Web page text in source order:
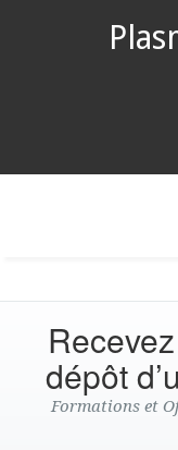
dépôt
Formations et